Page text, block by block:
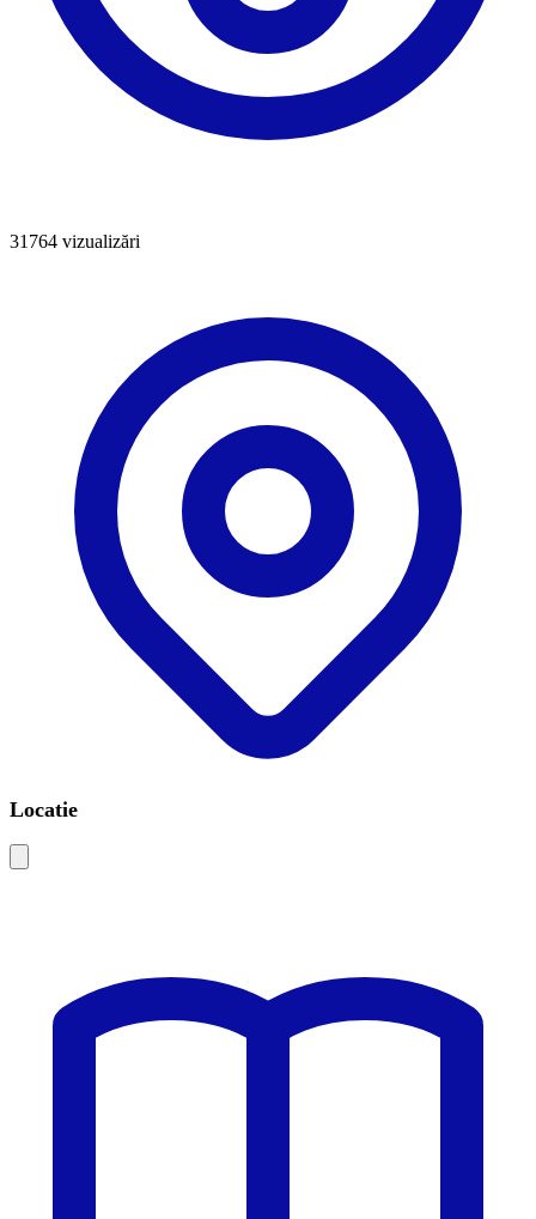
31764 vizualizări
Locatie